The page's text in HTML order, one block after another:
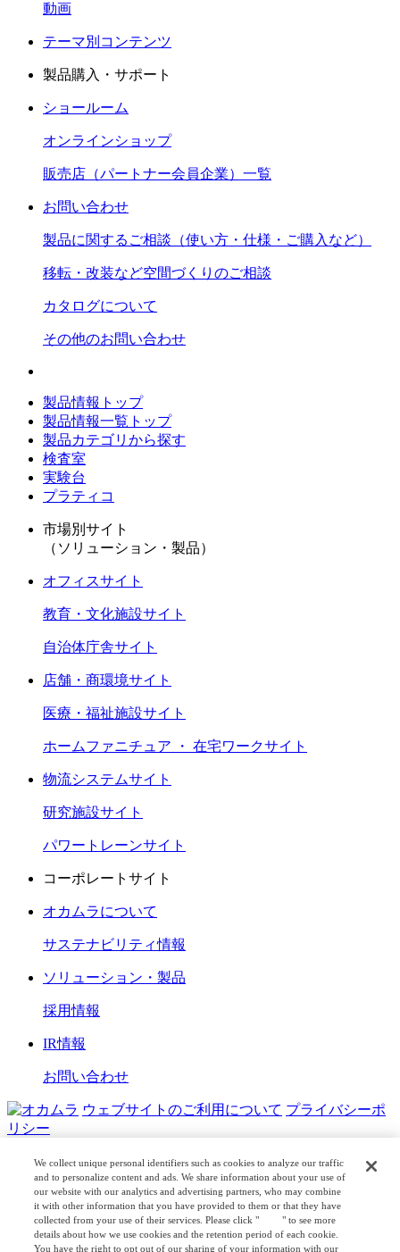
動画
テーマ別コンテンツ
製品購入・サポート
ショールーム
オンラインショップ
販売店（パートナー会員企業）一覧
お問い合わせ
製品に関するご相談（使い方・仕様・ご購入など）
移転・改装など空間づくりのご相談
カタログについて
その他のお問い合わせ
製品情報トップ
製品情報一覧トップ
製品カテゴリから探す
検査室
実験台
プラティコ
市場別サイト
（ソリューション・製品）
オフィスサイト
教育・文化施設サイト
自治体庁舎サイト
店舗・商環境サイト
医療・福祉施設サイト
ホームファニチュア ・ 在宅ワークサイト
物流システムサイト
研究施設サイト
パワートレーンサイト
コーポレートサイト
オカムラについて
サステナビリティ情報
ソリューション・製品
採用情報
IR情報
お問い合わせ
ウェブサイトのご利用について プライバシーポ
リシー
COPYRIGHT © OKAMURA CORPORATION. ALL RIGHTS
RESERVED.
日本公式 企業広報
We collect unique personal identifiers such as cookies to analyze our traffic
and to personalize content and ads. We share information about your use of
our website with our analytics and advertising partners, who may combine
it with other information that you have provided to them or that they have
collected from your use of their services. Please click "
here" to see more
details about how we use cookies and the retention period of each cookie.
You have the right to opt out of our sharing of your information with our